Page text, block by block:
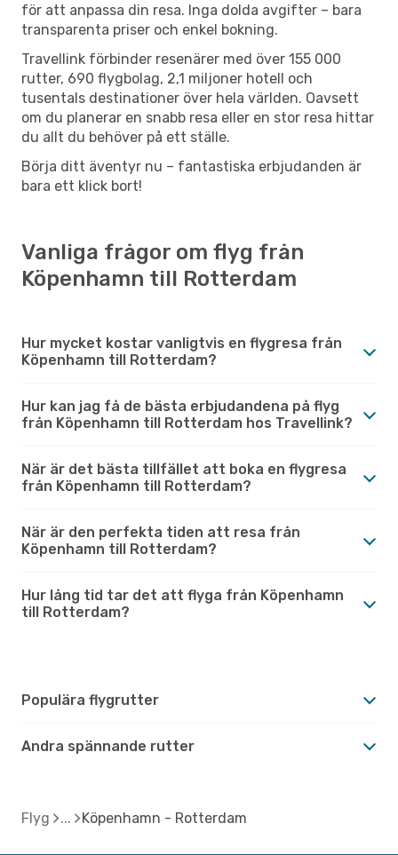
för att anpassa din resa. Inga dolda avgifter – bara
transparenta priser och enkel bokning.
Travellink förbinder resenärer med över 155 000
rutter, 690 flygbolag, 2,1 miljoner hotell och
tusentals destinationer över hela världen. Oavsett
om du planerar en snabb resa eller en stor resa hittar
du allt du behöver på ett ställe.
Börja ditt äventyr nu – fantastiska erbjudanden är
bara ett klick bort!
Vanliga frågor om flyg från
Köpenhamn till Rotterdam
Hur mycket kostar vanligtvis en flygresa från
Köpenhamn till Rotterdam?
Hur kan jag få de bästa erbjudandena på flyg
från Köpenhamn till Rotterdam hos Travellink?
När är det bästa tillfället att boka en flygresa
från Köpenhamn till Rotterdam?
När är den perfekta tiden att resa från
Köpenhamn till Rotterdam?
Hur lång tid tar det att flyga från Köpenhamn
till Rotterdam?
Populära flygrutter
Andra spännande rutter
Flyg Köpenhamn - Rotterdam